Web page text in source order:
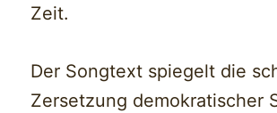
Zeit.
Der Songtext spiegelt die
Zersetzung demokratischer